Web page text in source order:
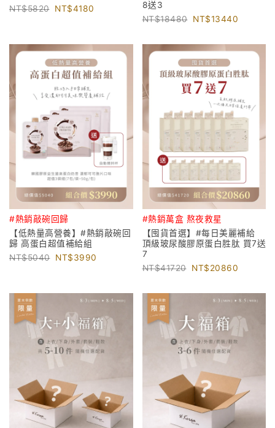
5820
4180
8送3
18480
13440
#熱銷敲碗回歸
【低熱量高營養】#熱銷敲碗回
歸 高蛋白超值補給組
5040
3990
#熱銷萬盒 熬夜救星
【囤貨首選】#每日美麗補給
頂級玻尿酸膠原蛋白胜肽 買7送
7
41720
20860